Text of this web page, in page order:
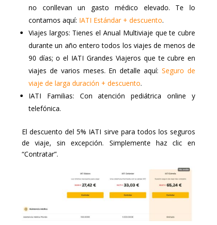
no conllevan un gasto médico elevado. Te lo
contamos aquí: IATI Estándar + descuento.
Viajes largos: Tienes el Anual Multiviaje que te cubre
durante un año entero todos los viajes de menos de
90 días; o el IATI Grandes Viajeros que te cubre en
viajes de varios meses. En detalle aquí:Seguro de
viaje de larga duración + descuento.
IATI Familias: Con atención pediátrica online y
telefónica.
El descuento del 5% IATI sirve para todos los seguros
de viaje, sin excepción. Simplemente haz clic en
“Contratar”.